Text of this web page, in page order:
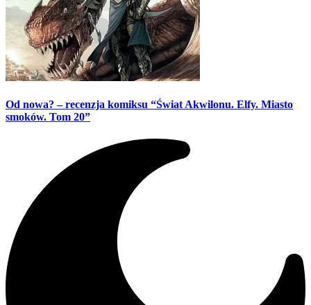
Od nowa? – recenzja komiksu “Świat Akwilonu. Elfy. Miasto
smoków. Tom 20”